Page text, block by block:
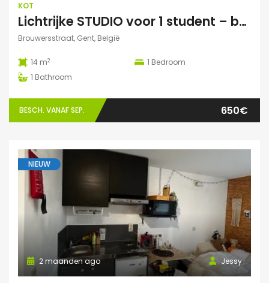
KOT
Lichtrijke STUDIO voor 1 student – buurt Hoogstraat/Poel Gent
Brouwersstraat, Gent, België
14 m2 1 Bedroom
1 Bathroom
BESCH. VANAF SEP. 650€
NIEUW
Jessy
2 maanden ago